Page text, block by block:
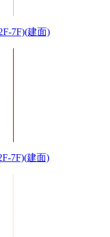
7F)(建面)
7F)(建面)